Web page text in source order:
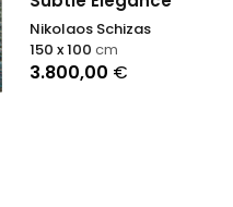
Nikolaos Schizas
3.800,00€
150 x 100cm